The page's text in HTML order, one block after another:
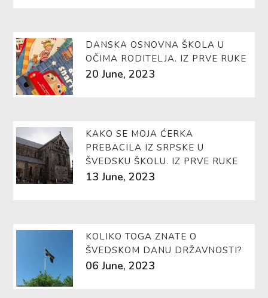
DANSKA OSNOVNA ŠKOLA U
OČIMA RODITELJA. IZ PRVE RUKE
20 June, 2023
KAKO SE MOJA ĆERKA
PREBACILA IZ SRPSKE U
ŠVEDSKU ŠKOLU. IZ PRVE RUKE
13 June, 2023
KOLIKO TOGA ZNATE O
ŠVEDSKOM DANU DRŽAVNOSTI?
06 June, 2023